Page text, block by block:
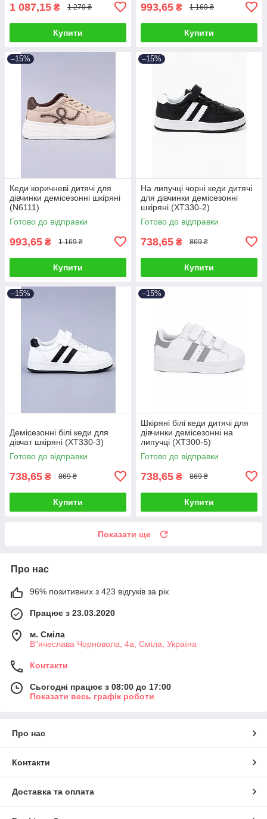
1 087,15 ₴ 1 279 ₴
Купити
993,65 ₴ 1 169 ₴
Купити
–15%
Кеди коричневі дитячі для
дівчинки демісезонні шкіряні
(N6111)
Готово до відправки
993,65 ₴ 1 169 ₴
Купити
–15%
На липучці чорні кеди дитячі
для дівчинки демісезонні
шкіряні (XT330-2)
Готово до відправки
738,65 ₴ 869 ₴
Купити
–15%
Демісезонні білі кеди для
дівчат шкіряні (XT330-3)
Готово до відправки
738,65 ₴ 869 ₴
Купити
–15%
Шкіряні білі кеди дитячі для
дівчинки демісезонні на
липучці (XT300-5)
Готово до відправки
738,65 ₴ 869 ₴
Купити
Показати ще
Про нас
96% позитивних з 423 відгуків за рік
Працює з 23.03.2020
м. Сміла
В"ячеслава Чорновола, 4а, Сміла, Україна
Контакти
Сьогодні працює з 08:00 до 17:00
Показати весь графік роботи
Про нас
Контакти
Доставка та оплата